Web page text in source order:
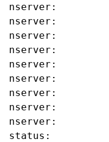
nserver:
nserver:
nserver:
nserver:
nserver:
nserver:
nserver:
nserver:
nserver:
status: